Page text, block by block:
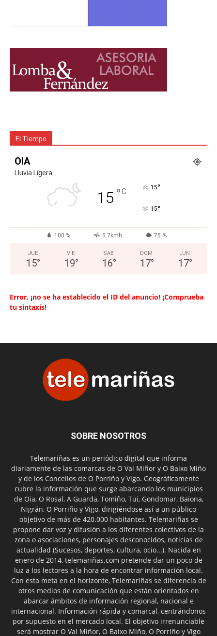
El Tiempo
OIA
Lluvia Ligera
15 °C 15°
15°
100 % 5.7kmh 75 %
JUE
15°
VIE
19°
SAB
16°
DOM
17°
LUN
17°
Error, ¡no se ha establecido el ID del anuncio! ¡Comprueba
tu sintaxis!
SOBRE NOSOTROS
Telemariñas es un periódico digital que informa
diariamente de las comarcas de O Val Miñor y O Baixo Miño
y de los Concellos de O Porriño y Vigo. Geográficamente
cubre la información que surge abarcando los municipios
de Oia, O Rosal, A Guarda, Tomiño, Tui, Gondomar, Baiona,
Nigrán, O Porriño y Vigo, dirigiéndose así a un público
objetivo de más de 420.000 habitantes. Telemariñas se
propone dar voz y difusión a los diferentes colectivos de la
zona o asociaciones, personajes desconocidos, noticias de
actualidad (Sucesos, deportes, cultura, ocio...). Nacida en
enero de 2014, telemariñas.com pretende dar un poco de
luz a los lectores a la hora de encontrar información local.
Con esta meta en el horizonte, Telemariñas se diferencia de
otros medios de comunicación que están orientados en
abarcar ámbitos de información regional, nacional e
internacional. Información rápida y comarcal, centrándonos
por supuesto en el mercado local. El objetivo irrenunciable
será mostrar O Val Miñor, O Baixo Miño, O Porriño y Vigo